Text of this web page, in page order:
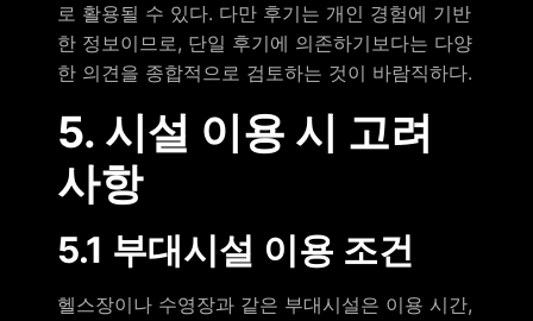
로 활용될 수 있다. 다만 후기는 개인 경험에 기반
한 정보이므로, 단일 후기에 의존하기보다는 다양
한 의견을 종합적으로 검토하는 것이 바람직하다.
5. 시설 이용 시 고려
사항
5.1 부대시설 이용 조건
헬스장이나 수영장과 같은 부대시설은 이용 시간,